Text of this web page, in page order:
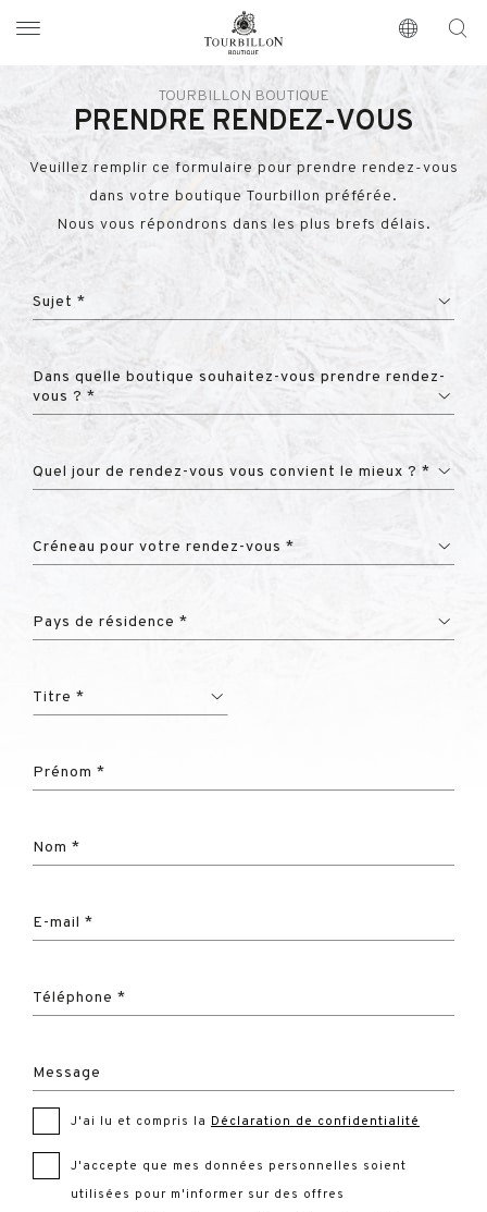
https://www.tourbillon.com/index.php/fr
TOURBILLON BOUTIQUE
PRENDRE RENDEZ-VOUS
Veuillez remplir ce formulaire pour prendre rendez-vous
dans votre boutique Tourbillon préférée.
Nous vous répondrons dans les plus brefs délais.
Sujet *
Dans quelle boutique souhaitez-vous prendre rendez-
vous ? *
Quel jour de rendez-vous vous convient le mieux ? *
Créneau pour votre rendez-vous *
Pays de résidence *
Titre *
Prénom *
Nom *
E-mail *
Téléphone *
Message
J'ai lu et compris la Déclaration de confidentialité
J'accepte que mes données personnelles soient
utilisées pour m'informer sur des offres